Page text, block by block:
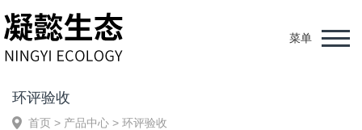
菜单
环评验收
首页 > 产品中心 > 环评验收